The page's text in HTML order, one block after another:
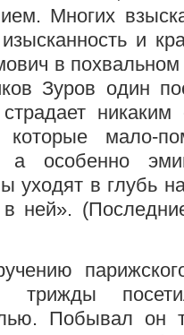
Многих
и
в
Зуров один
которые мало-
особенно
уходят в глубь
в ней».
трижды
Побывал он